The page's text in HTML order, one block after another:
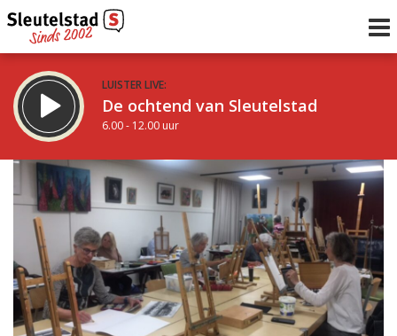
LUISTER LIVE:
De ochtend van Sleutelstad
6.00 - 12.00 uur
STRAKS:
De middag van Sleutelstad
12.00 - 18.00 uur
Vorig uur
uur 1 van 0 Volgend uur
Inklappen